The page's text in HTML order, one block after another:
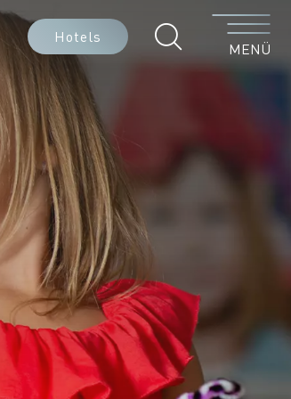
Hotels
Menü
MENÜ